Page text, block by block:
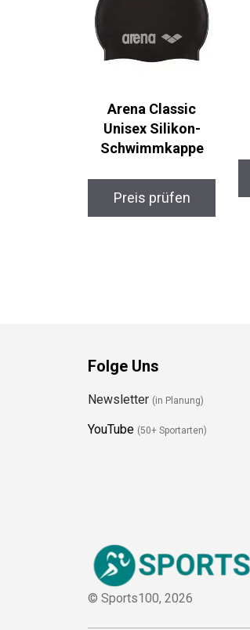
Arena Classic
Unisex Silikon-
Schwimmkappe
Preis prüfen
Folge Uns
Newsletter (in Planung)
YouTube (50+ Sportarten)
© Sports100, 2026